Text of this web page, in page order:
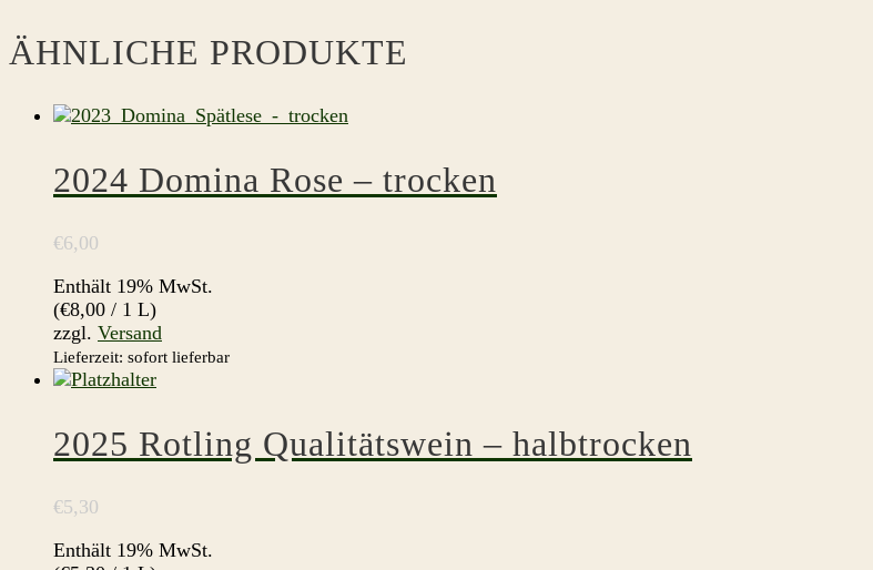
ÄHNLICHE PRODUKTE
2024 Domina Rose – trocken
€6,00
Enthält 19% MwSt.
(€8,00 / 1 L)
zzgl. Versand
Lieferzeit: sofort lieferbar
2025 Rotling Qualitätswein – halbtrocken
€5,30
Enthält 19% MwSt.